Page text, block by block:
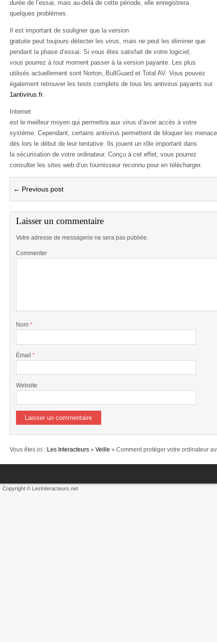
durée de l’essai, mais au-delà de cette période, elle enregistrera
quelques problèmes.
Il est important de souligner que la version
gratuite peut toujours détecter les virus, mais ne peut les éliminer que
pendant la phase d’essai. Si vous êtes satisfait de votre logiciel,
vous pourrez à tout moment passer à la version payante. Les plus
utilisés actuellement sont Norton, BullGuard et Total AV. Vous pouvez
également retrouver les tests complets de tous les antivirus payants sur
1antivirus.fr.
Internet
est le meilleur moyen qui permettra aux virus d’avoir accès à votre
système. Cependant, certains antivirus permettent de bloquer les
dès lors le début de leur tentative. Ils jouent un rôle important dans
la sécurisation de votre ordinateur. Conçu à cet effet, vous pourrez
consulter les sites web d’un fournisseur reconnu pour en télécharger.
← Previous post
Laisser un commentaire
Votre adresse de messagerie ne sera pas publiée.
Commenter
Nom *
Émail *
Website
Vous êtes ici : Les Interacteurs » Veille » Comment protéger votre ordinateur
Copyright © LesInteracteurs.net